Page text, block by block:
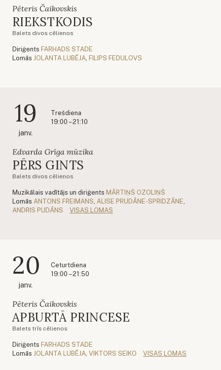
Pēteris Čaikovskis
RIEKSTKODIS
Balets divos cēlienos
Diriģents FARHADS STADE
Lomās JOLANTA LUBĒJA FILIPS FEDULOVS
19
janv.
Trešdiena
19:00 – 21:10
Edvarda Grīga mūzika
PĒRS GINTS
Balets divos cēlienos
Muzikālais vadītājs un diriģents MĀRTIŅŠ OZOLIŅŠ
Lomās ANTONS FREIMANS ALISE PRUDĀNE-SPRIDZĀNE
ANDRIS PUDĀNS
VISAS LOMAS
20
janv.
Ceturtdiena
19:00 – 21:50
Pēteris Čaikovskis
APBURTĀ PRINCESE
Balets trīs cēlienos
Diriģents FARHADS STADE
Lomās JOLANTA LUBĒJA VIKTORS SEIKO VISAS LOMAS